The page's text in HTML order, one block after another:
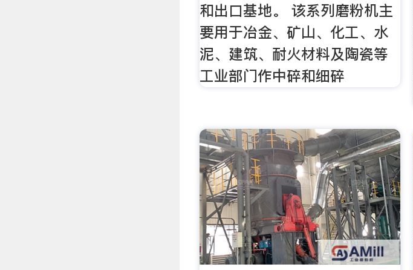
和出口基地。 该系列磨粉机主
要用于冶金、矿山、化工、水
泥、建筑、耐火材料及陶瓷等
工业部门作中碎和细碎